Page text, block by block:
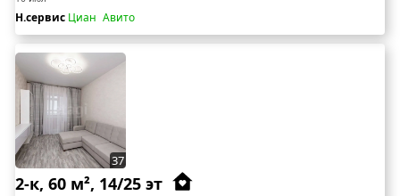
Н.сервис Циан Авито
37
2-к, 60 м², 14/25 эт